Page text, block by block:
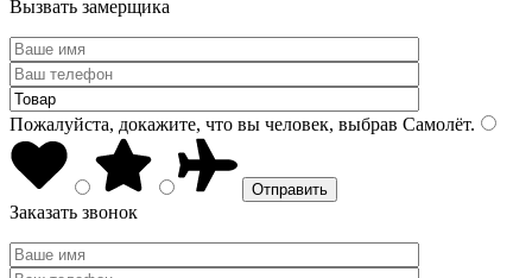
Вызвать замерщика
Пожалуйста, докажите, что вы человек, выбрав Самолёт.
Заказать звонок